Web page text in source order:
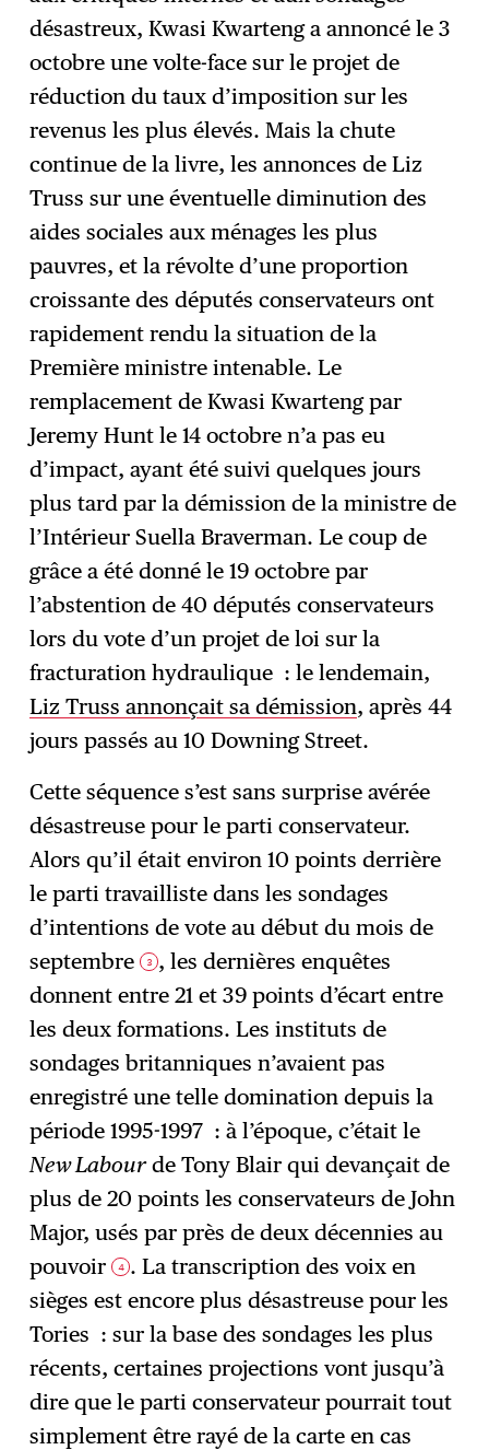
désastreux, Kwasi Kwarteng a annoncé le 3
octobre une volte-face sur le projet de
réduction du taux d’imposition sur les
revenus les plus élevés. Mais la chute
continue de la livre, les annonces de Liz
Truss sur une éventuelle diminution des
aides sociales aux ménages les plus
pauvres, et la révolte d’une proportion
croissante des députés conservateurs ont
rapidement rendu la situation de la
Première ministre intenable. Le
remplacement de Kwasi Kwarteng par
Jeremy Hunt le 14 octobre n’a pas eu
d’impact, ayant été suivi quelques jours
plus tard par la démission de la ministre de
l’Intérieur Suella Braverman. Le coup de
grâce a été donné le 19 octobre par
l’abstention de 40 députés conservateurs
lors du vote d’un projet de loi sur la
fracturation hydraulique : le lendemain,
Liz Truss annonçait sa démission, après 44
jours passés au 10 Downing Street.
Cette séquence s’est sans surprise avérée
désastreuse pour le parti conservateur.
Alors qu’il était environ 10 points derrière
le parti travailliste dans les sondages
d’intentions de vote au début du mois de
septembre 3 , les dernières enquêtes
donnent entre 21 et 39 points d’écart entre
les deux formations. Les instituts de
sondages britanniques n’avaient pas
enregistré une telle domination depuis la
période 1995-1997 : à l’époque, c’était le
New Labourde Tony Blair qui devançait de
plus de 20 points les conservateurs de John
Major, usés par près de deux décennies au
pouvoir 4 . La transcription des voix en
sièges est encore plus désastreuse pour les
Tories : sur la base des sondages les plus
récents, certaines projections vont jusqu’à
dire que le parti conservateur pourrait tout
simplement être rayé de la carte en cas